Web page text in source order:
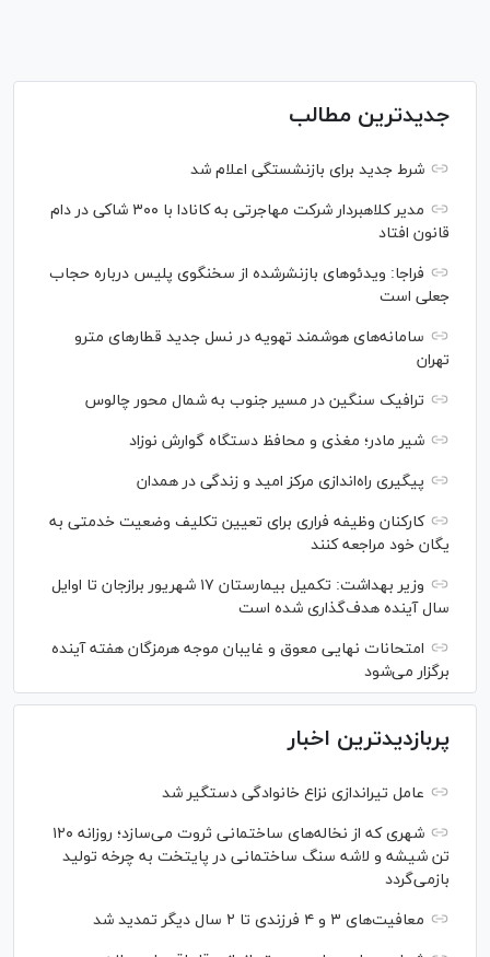
جدیدترین مطالب
شرط جدید برای بازنشستگی اعلام شد
مدیر کلاهبردار شرکت مهاجرتی به کانادا با ۳۰۰ شاکی در دام
قانون افتاد
فراجا: ویدئو‌های بازنشرشده از سخنگوی پلیس درباره حجاب
جعلی است
سامانه‌های هوشمند تهویه در نسل جدید قطار‌های مترو
تهران
ترافیک سنگین در مسیر جنوب به شمال محور چالوس
شیر مادر؛ مغذی و محافظ دستگاه گوارش نوزاد
پیگیری راه‌اندازی مرکز امید و زندگی در همدان
کارکنان وظیفه فراری برای تعیین تکلیف وضعیت خدمتی به
یگان خود مراجعه کنند
وزیر بهداشت: تکمیل بیمارستان ۱۷ شهریور برازجان تا اوایل
سال آینده هدف‌گذاری شده است
امتحانات نهایی معوق و غایبان موجه هرمزگان هفته آینده
برگزار می‌شود
پربازدیدترین اخبار
عامل تیراندازی نزاع خانوادگی دستگیر شد
شهری که از نخاله‌های ساختمانی ثروت می‌سازد؛ روزانه ۱۲۰
تن شیشه و لاشه سنگ ساختمانی در پایتخت به چرخه تولید
بازمی‌گردد
معافیت‌های ۳ و ۴ فرزندی تا ۲ سال دیگر تمدید شد